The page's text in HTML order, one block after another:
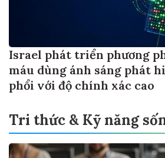
Israel phát triển phương
máu dùng ánh sáng phát
phổi với độ chính xác cao
Tri thức & Kỹ năng